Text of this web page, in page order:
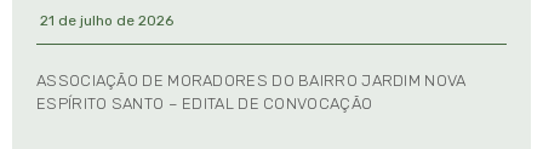
21 de julho de 2026
ASSOCIAÇÃO DE MORADORES DO BAIRRO JARDIM NOVA
ESPÍRITO SANTO – EDITAL DE CONVOCAÇÃO